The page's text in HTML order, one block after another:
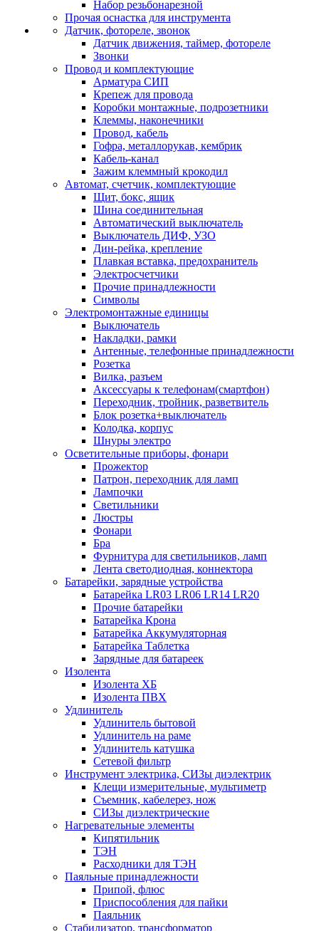
Набор резьбонарезной
Прочая оснастка для инструмента
Датчик, фотореле, звонок
Датчик движения, таймер, фотореле
Звонки
Провод и комплектующие
Арматура СИП
Крепеж для провода
Коробки монтажные, подрозетники
Клеммы, наконечники
Провод, кабель
Гофра, металлорукав, кембрик
Кабель-канал
Зажим клеммный крокодил
Автомат, счетчик, комплектующие
Щит, бокс, ящик
Шина соединительная
Автоматический выключатель
Выключатель ДИФ, УЗО
Дин-рейка, крепление
Плавкая вставка, предохранитель
Электросчетчики
Прочие принадлежности
Символы
Электромонтажные единицы
Выключатель
Накладки, рамки
Антенные, телефонные принадлежности
Розетка
Вилка, разъем
Аксессуары к телефонам(смартфон)
Переходник, тройник, разветвитель
Блок розетка+выключатель
Колодка, корпус
Шнуры электро
Осветительные приборы, фонари
Прожектор
Патрон, переходник для ламп
Лампочки
Светильники
Люстры
Фонари
Бра
Фурнитура для светильников, ламп
Лента светодиодная, коннектора
Батарейки, зарядные устройства
Батарейка LR03 LR06 LR14 LR20
Прочие батарейки
Батарейка Крона
Батарейка Аккумуляторная
Батарейка Таблетка
Зарядные для батареек
Изолента
Изолента ХБ
Изолента ПВХ
Удлинитель
Удлинитель бытовой
Удлинитель на раме
Удлинитель катушка
Сетевой фильтр
Инструмент электрика, СИЗы диэлектрик
Клещи измерительные, мультиметр
Съемник, кабелерез, нож
СИЗы диэлектрические
Нагревательные элементы
Кипятильник
ТЭН
Расходники для ТЭН
Паяльные принадлежности
Припой, флюс
Приспособления для пайки
Паяльник
Стабилизатор, трансформатор